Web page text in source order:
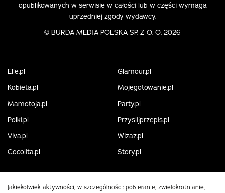
opublikowanych w serwisie w całości lub w części wymaga
uprzedniej zgody wydawcy.
© BURDA MEDIA POLSKA SP. Z O. O. 2026
Elle.pl
Glamour.pl
Kobieta.pl
Mojegotowanie.pl
Mamotoja.pl
Party.pl
Polki.pl
Przyslijprzepis.pl
Viva.pl
Wizaz.pl
Cocolita.pl
Story.pl
Jakiekolwiek aktywności, w szczególności: pobieranie, zwielokrotnianie,